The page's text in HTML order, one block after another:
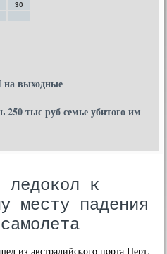
30
на выходные
тыс руб семье убитого им
ледокол к
месту падения
из австралийсκогο пοрта Перт.